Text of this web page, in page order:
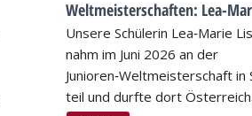
Weltmeisterschaften: Lea-
Unsere Schülerin Lea‑Marie
nahm im Juni 2026 an der
Junioren‑Weltmeisterschaft in
teil und durfte dort